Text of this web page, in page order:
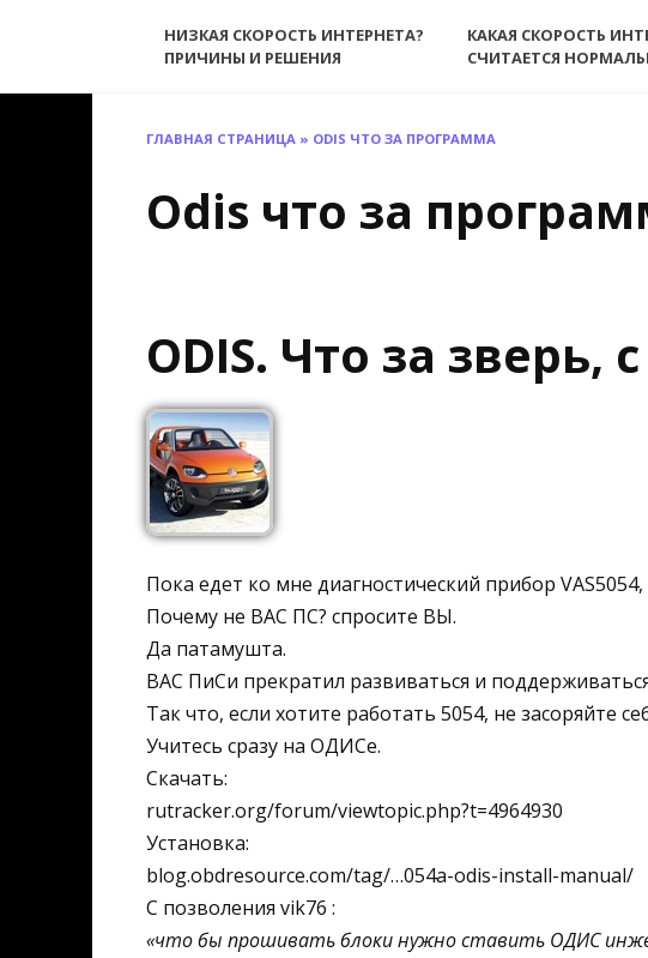
НИЗКАЯ СКОРОСТЬ ИНТЕРНЕТА?
ПРИЧИНЫ И РЕШЕНИЯ
КАКАЯ СКОРОСТЬ
СЧИТАЕТСЯ
ГЛАВНАЯ СТРАНИЦА » ODIS ЧТО ЗА ПРОГРАММА
Odis что за
ODIS. Что за зверь,
Пока едет ко мне диагностический прибор
Почему не ВАС ПС? спросите ВЫ.
Да патамушта.
ВАС ПиСи прекратил развиваться и
Так что, если хотите работать 5054, не засоряйте
Учитесь сразу на ОДИСе.
Скачать:
rutracker.org/forum/viewtopic.php?t=4964930
Установка:
blog.obdresource.com/tag/…054a-odis-install-manual/
С позволения vik76 :
«что бы прошивать блоки нужно ставить ОДИС